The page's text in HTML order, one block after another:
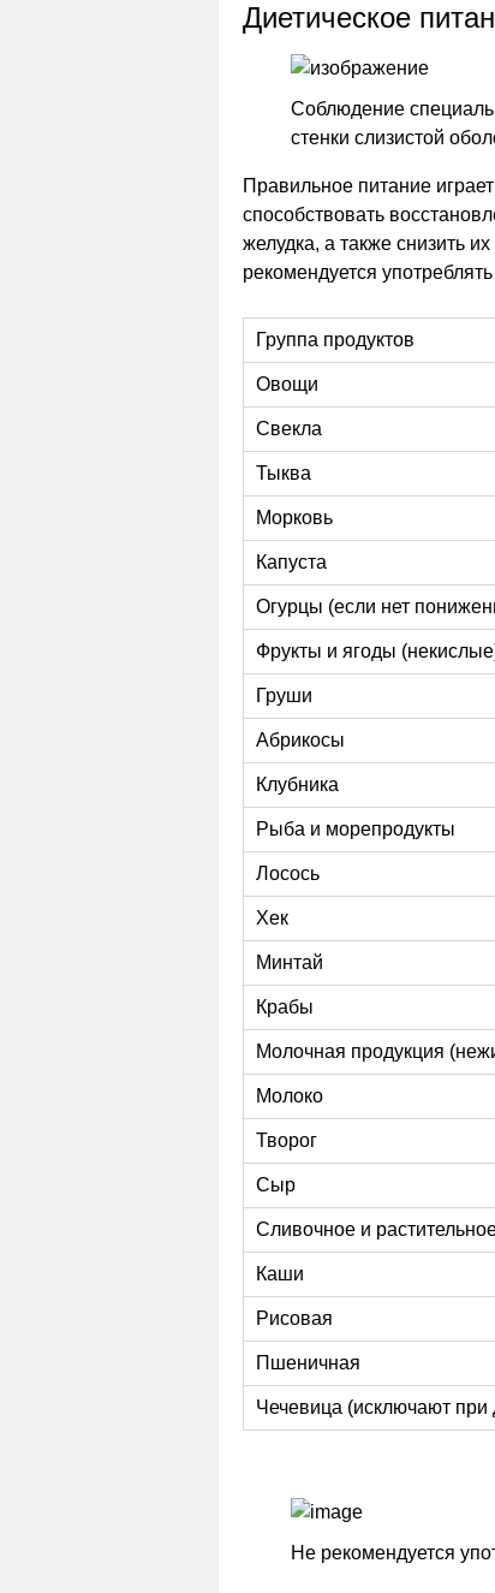
Диетическое
Соблюдение
стенки слизистой
Правильное питание
способствовать
желудка, а также снизить
рекомендуется
Группа продуктов
Овощи
Свекла
Тыква
Морковь
Капуста
Огурцы (если нет
Фрукты и ягоды
Груши
Абрикосы
Клубника
Рыба и морепродукты
Лосось
Хек
Минтай
Крабы
Молочная продукция
Молоко
Творог
Сыр
Сливочное и
Каши
Рисовая
Пшеничная
Чечевица (исключают при
Не рекомендуется